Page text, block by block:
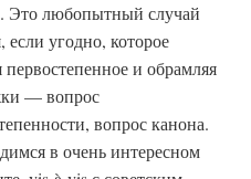
Это любопытный случай
если угодно, которое
и обрамляя
— вопрос
вопрос канона.
в очень интересном